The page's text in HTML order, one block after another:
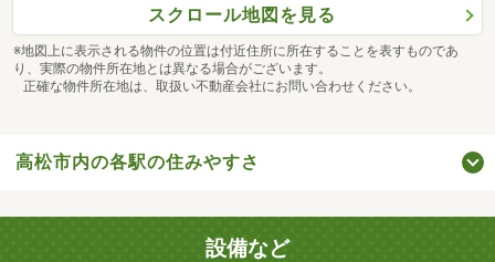
スクロール地図を見る
※地図上に表示される物件の位置は付近住所に所在することを表すものであ
り、実際の物件所在地とは異なる場合がございます。
正確な物件所在地は、取扱い不動産会社にお問い合わせください。
高松市内の各駅の住みやすさ
設備など